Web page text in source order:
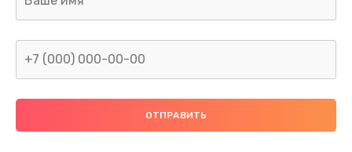
2600 руб.